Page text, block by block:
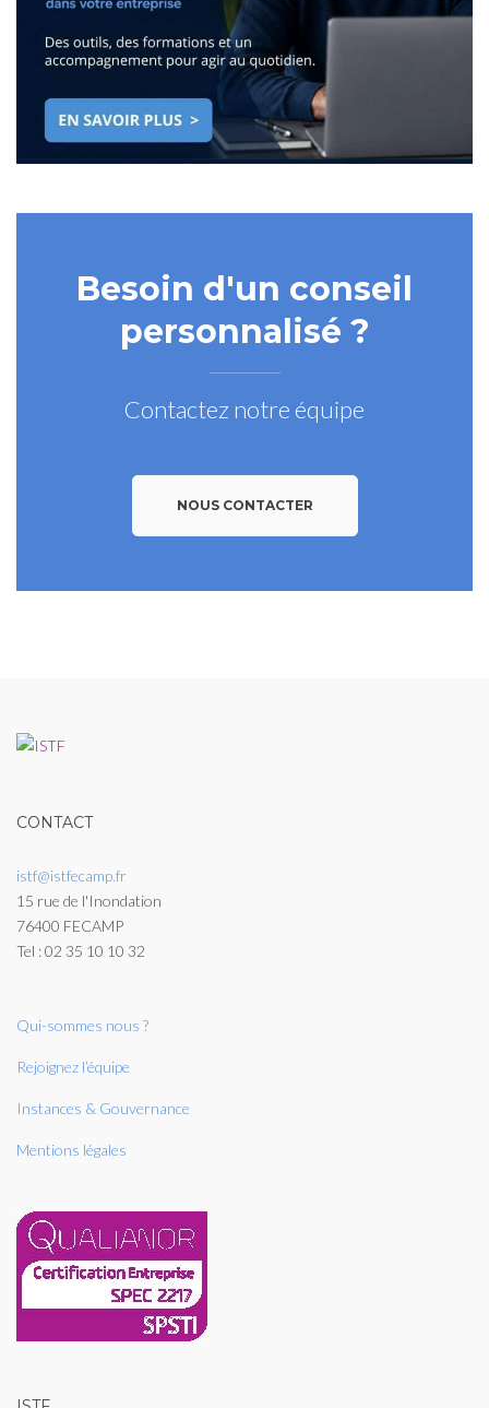
Besoin d'un conseil
personnalisé ?
Contactez notre équipe
NOUS CONTACTER
CONTACT
istf@istfecamp.fr
15 rue de l'Inondation
76400 FECAMP
Tel : 02 35 10 10 32
Qui-sommes nous ?
Rejoignez l’équipe
Instances & Gouvernance
Mentions légales